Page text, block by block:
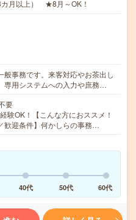
カ月以上） ★8月～OK！
般事務です。来客対応やお茶出し
専用システムへの入力や庶務…
要
験OK！【こんな方におススメ！
歓迎条件】何かしらの事務…
40代 50代 60代